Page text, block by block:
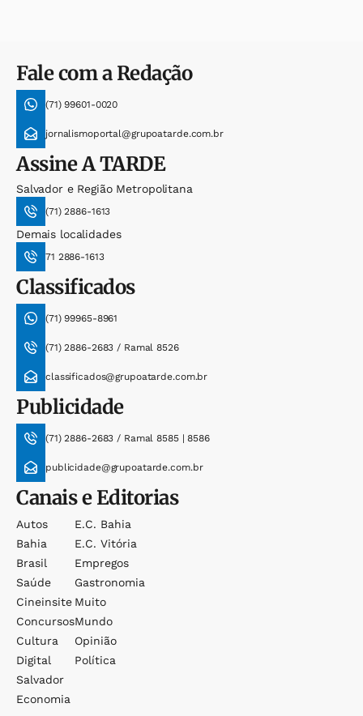
Fale com a Redação
(71) 99601-0020
jornalismoportal@grupoatarde.com.br
AssineA TARDE
Salvador e Região Metropolitana
(71) 2886-1613
Demais localidades
71 2886-1613
Classificados
(71) 99965-8961
(71) 2886-2683 / Ramal 8526
classificados@grupoatarde.com.br
Publicidade
(71) 2886-2683 / Ramal 8585 | 8586
publicidade@grupoatarde.com.br
Canais e Editorias
Autos
Bahia
Brasil
Saúde
Cineinsite
Concursos
Cultura
Digital
Salvador
Economia
E.c. Bahia
E.c. Vitória
Empregos
Gastronomia
Muito
Mundo
Opinião
Política